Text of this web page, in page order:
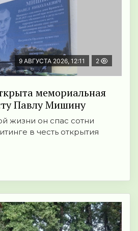
9 АВГУСТА 2026, 12:11 2
мемориальная
Павлу Мишину
жизни он спас сотни
в честь открытия